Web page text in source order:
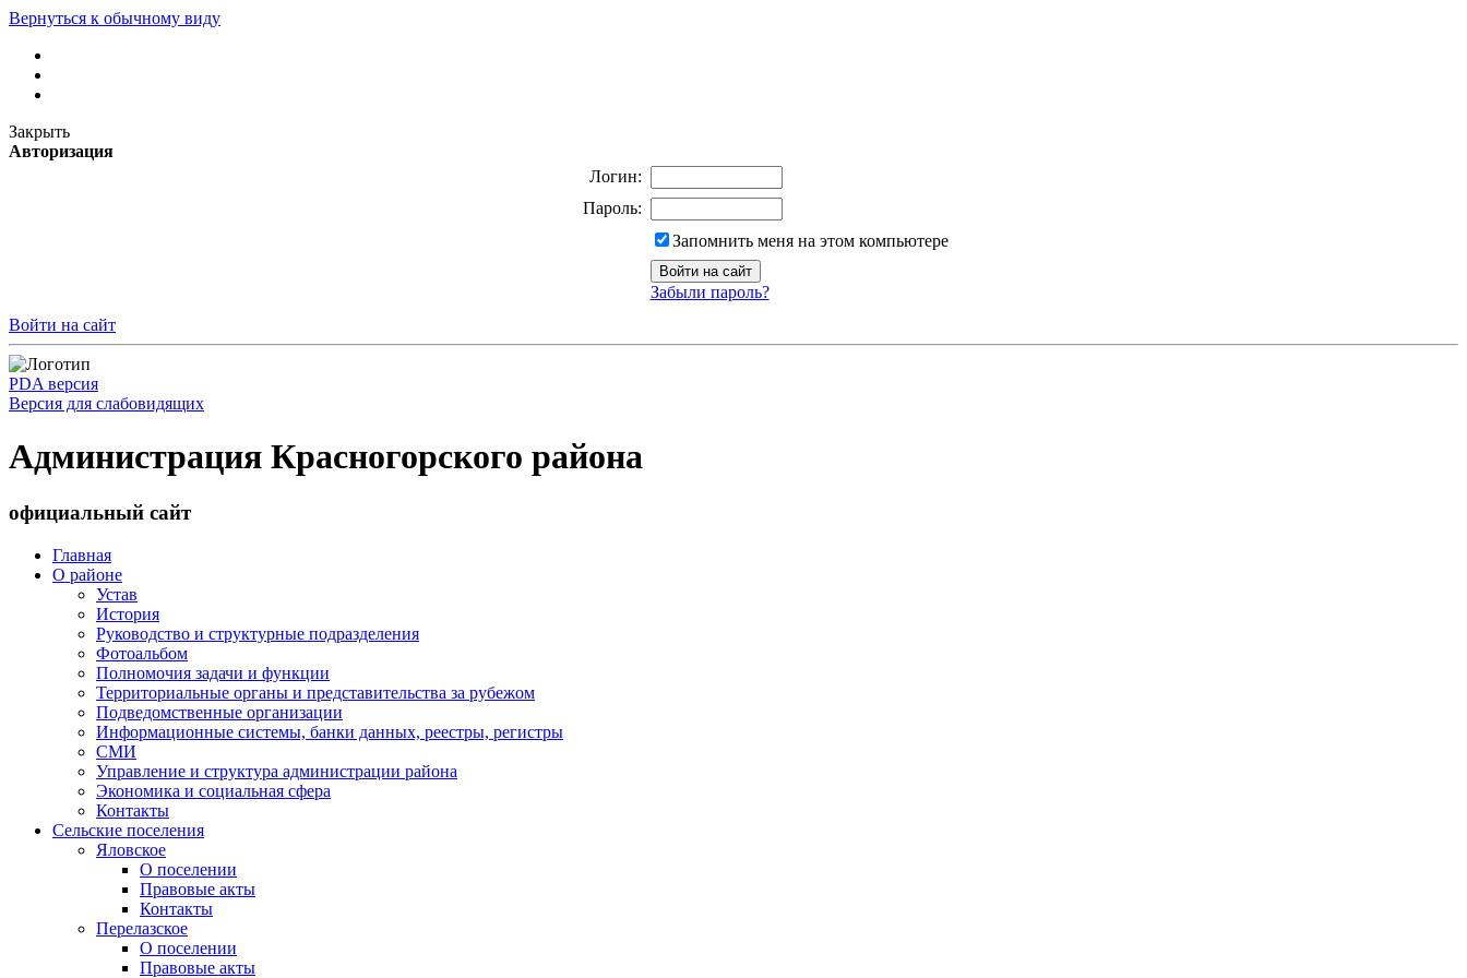
Вернуться к обычному виду
Закрыть
Авторизация
Логин:
Пароль:
Запомнить меня на этом компьютере
Забыли пароль?
Войти на сайт
PDA версия
Версия для слабовидящих
Администрация Красногорского района
официальный сайт
Главная
О районе
Устав
История
Руководство и структурные подразделения
Фотоальбом
Полномочия задачи и функции
Территориальные органы и представительства за рубежом
Подведомственные организации
Информационные системы, банки данных, реестры, регистры
СМИ
Управление и структура администрации района
Экономика и социальная сфера
Контакты
Сельские поселения
Яловское
О поселении
Правовые акты
Контакты
Перелазское
О поселении
Правовые акты